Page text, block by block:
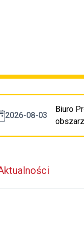
2026-08-03
Biuro